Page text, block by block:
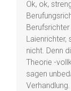
Ok, ok,
Laienrichter,
nicht. Denn
Theorie -
sagen
Verhandlung.